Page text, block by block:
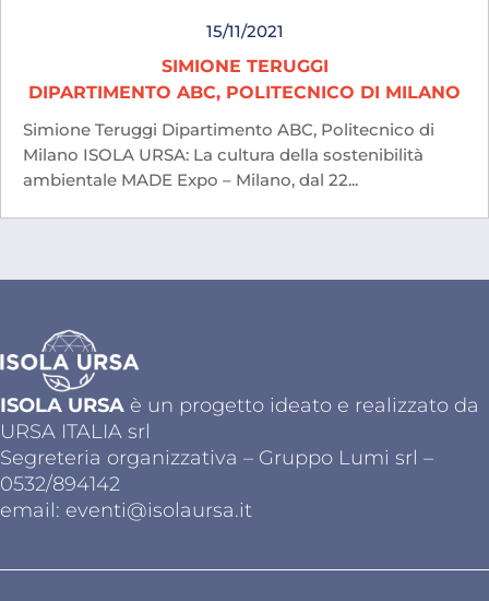
15/11/2021
SIMIONE TERUGGI
DIPARTIMENTO ABC, POLITECNICO DI MILANO
Simione Teruggi Dipartimento ABC, Politecnico di
Milano ISOLA URSA: La cultura della sostenibilità
ambientale MADE Expo – Milano, dal 22...
ISOLA URSA è un progetto ideato e realizzato da
URSA ITALIA srl
Segreteria organizzativa – Gruppo Lumi srl –
0532/894142
email: eventi@isolaursa.it